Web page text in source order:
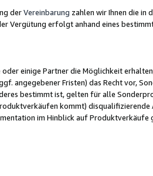
derVereinbarung zahlen wir Ihnen die in
Vergütung erfolgt anhand eines
einige Partner die Möglichkeit
angegebener Fristen) das Recht vor,
bestimmt ist, gelten für alle
kommt) disqualifizierende
im Hinblick auf Produktverkäufe